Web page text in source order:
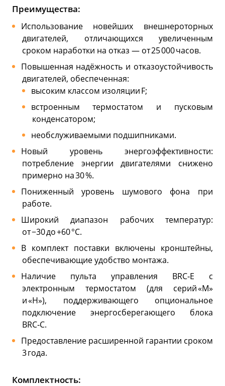
Преимущества:
Использование новейших внешнероторных
двигателей, отличающихся увеличенным
сроком наработки на отказ — от 25 000 часов.
Повышенная надёжность и отказоустойчивость
двигателей, обеспеченная:
высоким классом изоляции F;
встроенным термостатом и пусковым
конденсатором;
необслуживаемыми подшипниками.
Новый уровень энергоэффективности:
потребление энергии двигателями снижено
примерно на 30 %.
Пониженный уровень шумового фона при
работе.
Широкий диапазон рабочих температур:
от −30 до +60 °C.
В комплект поставки включены кронштейны,
обеспечивающие удобство монтажа.
Наличие пульта управления BRC‑E с
электронным термостатом (для серий «M»
и «H»), поддерживающего опциональное
подключение энергосберегающего блока
BRC‑C.
Предоставление расширенной гарантии сроком
3 года.
Комплектность: